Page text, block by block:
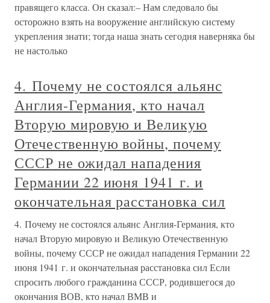
правящего класса. Он сказал:– Нам следовало бы
осторожно взять на вооружение английскую систему
укрепления знати; тогда наша знать сегодня наверняка бы
не настолько
4. Почему не состоялся альянс
Англия-Германия, кто начал
Вторую мировую и Великую
Отечественную войны, почему
СССР не ожидал нападения
Германии 22 июня 1941 г. и
окончательная расстановка сил
4. Почему не состоялся альянс Англия-Германия, кто
начал Вторую мировую и Великую Отечественную
войны, почему СССР не ожидал нападения Германии 22
июня 1941 г. и окончательная расстановка сил Если
спросить любого гражданина СССР, родившегося до
окончания ВОВ, кто начал ВМВ и